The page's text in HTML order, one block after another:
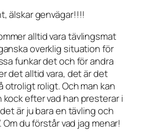
älskar genvägar!!!!
alltid vara tävlingsmat
overklig situation för
funkar det och för andra
det alltid vara, det är det
otroligt roligt. Och man kan
kock efter vad han presterar i
är ju bara en tävling och
Om du förstår vad jag menar!